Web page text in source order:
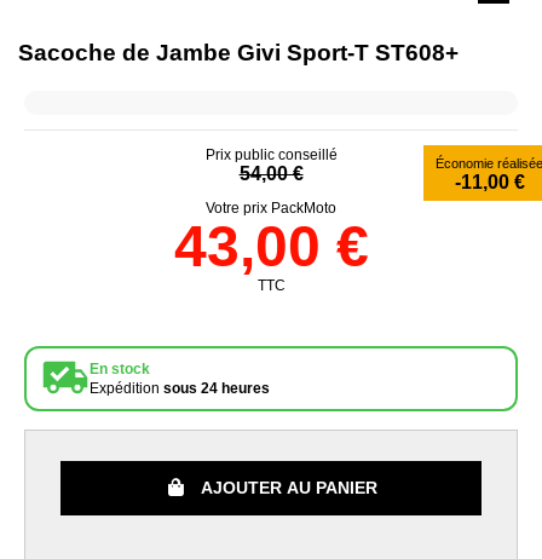
Sacoche de Jambe Givi Sport-T ST608+
Prix public conseillé
54,00 € Économie réalisée
-11,00 €
Votre prix PackMoto
43,00 €
TTC
En stock
Expédition sous 24 heures
AJOUTER AU PANIER